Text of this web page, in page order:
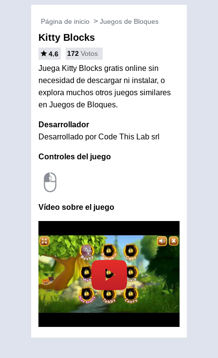
Página de inicio Juegos de Bloques
Kitty Blocks
4.6 172 Votos
Juega Kitty Blocks gratis online sin
necesidad de descargar ni instalar, o
explora muchos otros juegos similares
en Juegos de Bloques.
Desarrollador
Desarrollado por Code This Lab srl
Controles del juego
Vídeo sobre el juego